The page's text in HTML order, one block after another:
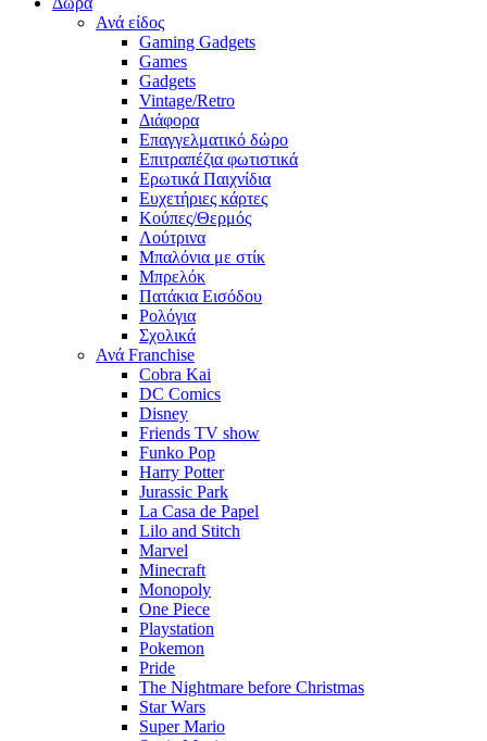
Ανά είδος
Gaming Gadgets
Games
Gadgets
Vintage/Retro
Διάφορα
Επαγγελματικό δώρο
Επιτραπέζια φωτιστικά
Ερωτικά Παιχνίδια
Ευχετήριες κάρτες
Κούπες/Θερμός
Λούτρινα
Μπαλόνια με στίκ
Μπρελόκ
Πατάκια Εισόδου
Ρολόγια
Σχολικά
Ανά Franchise
Cobra Kai
DC Comics
Disney
Friends TV show
Funko Pop
Harry Potter
Jurassic Park
La Casa de Papel
Lilo and Stitch
Marvel
Minecraft
Monopoly
One Piece
Playstation
Pokemon
Pride
The Nightmare before Christmas
Star Wars
Super Mario